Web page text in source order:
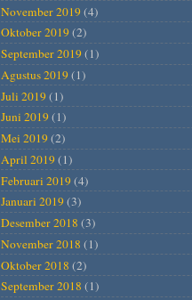
November 2019(4)
Oktober 2019(2)
September 2019(1)
Agustus 2019(1)
Juli 2019(1)
Juni 2019(1)
Mei 2019(2)
April 2019(1)
Februari 2019(4)
Januari 2019(3)
Desember 2018 (3)
November 2018 (1)
Oktober 2018 (2)
September 2018 (1)